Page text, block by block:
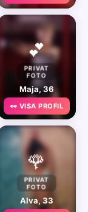
💕
PRIVAT
FOTO
Maja, 36
👀 VISA PROFIL
🌹
PRIVAT
FOTO
Alva, 33